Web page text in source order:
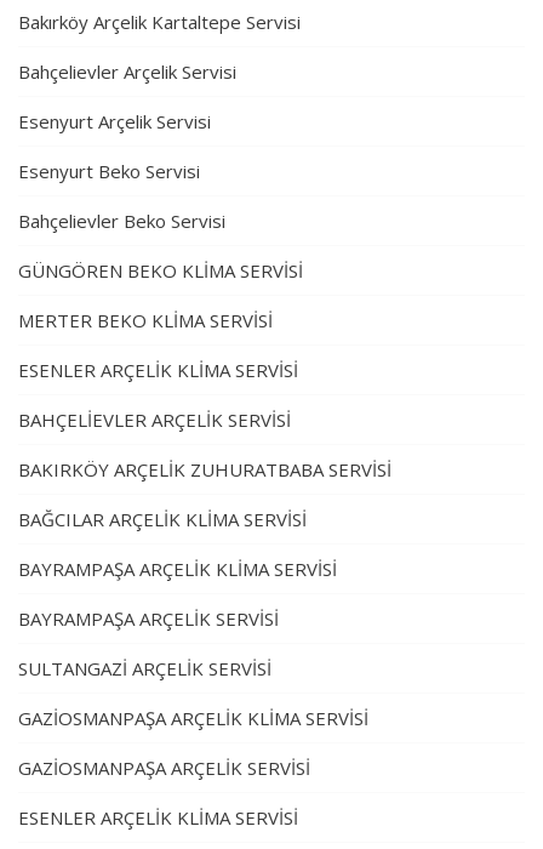
Bakırköy Arçelik Kartaltepe Servisi
Bahçelievler Arçelik Servisi
Esenyurt Arçelik Servisi
Esenyurt Beko Servisi
Bahçelievler Beko Servisi
GÜNGÖREN BEKO KLİMA SERVİSİ
MERTER BEKO KLİMA SERVİSİ
ESENLER ARÇELİK KLİMA SERVİSİ
BAHÇELİEVLER ARÇELİK SERVİSİ
BAKIRKÖY ARÇELİK ZUHURATBABA SERVİSİ
BAĞCILAR ARÇELİK KLİMA SERVİSİ
BAYRAMPAŞA ARÇELİK KLİMA SERVİSİ
BAYRAMPAŞA ARÇELİK SERVİSİ
SULTANGAZİ ARÇELİK SERVİSİ
GAZİOSMANPAŞA ARÇELİK KLİMA SERVİSİ
GAZİOSMANPAŞA ARÇELİK SERVİSİ
ESENLER ARÇELİK KLİMA SERVİSİ